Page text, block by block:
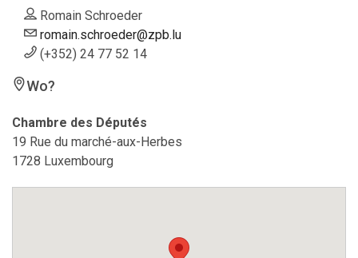
Romain Schroeder
romain.schroeder@zpb.lu
(+352) 24 77 52 14
Wo?
Chambre des Députés
19 Rue du marché-aux-Herbes
1728 Luxembourg